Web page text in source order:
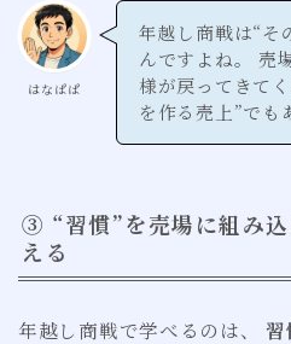
はなぱぱ
年越し商戦は“そ
んですよね。 売
様が戻ってきて
を作る売上”でも
③ “習慣”を売場に組み
える
年越し商戦で学べるのは、習